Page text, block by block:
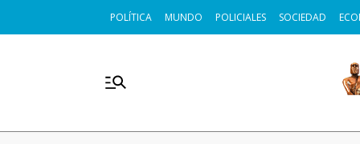
POLÍTICA MUNDO POLICIALES SOCIEDAD